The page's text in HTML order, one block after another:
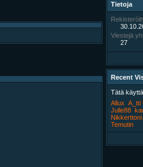
Tietoja
Viestejä
27
Recent
Tätä
Allux A_tti
Julle88
Nikkerttoni
Temutin